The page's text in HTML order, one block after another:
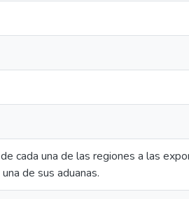
cada una de las regiones a las
de sus aduanas.